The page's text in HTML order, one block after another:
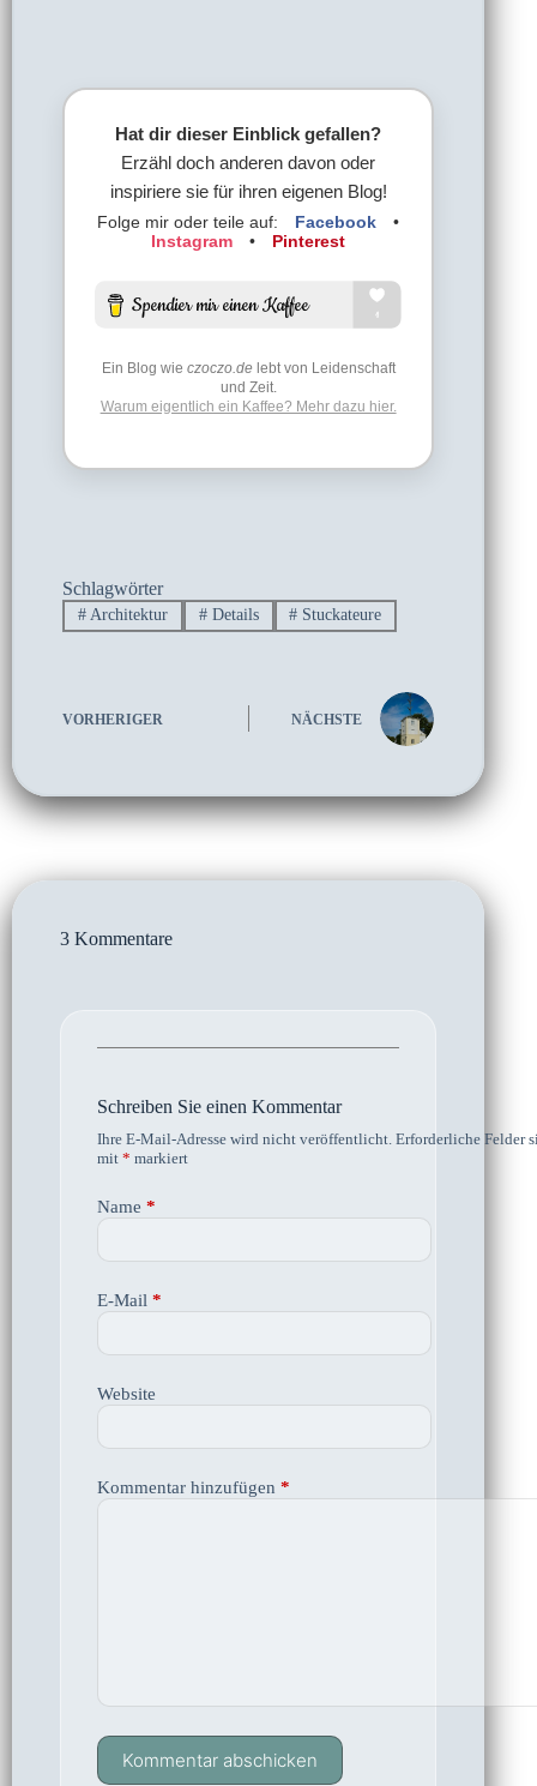
Hat dir dieser Einblick gefallen?
Erzähl doch anderen davon oder
inspiriere sie für ihren eigenen Blog!
Folge mir oder teile auf: Facebook
•
Instagram
• Pinterest
Ein Blog wie czoczo.delebt von Leidenschaft
und Zeit.
Warum eigentlich ein Kaffee? Mehr dazu hier.
Schlagwörter
#Architektur #Details # Stuckateure
VORHERIGER NÄCHSTE
3 Kommentare
Schreiben Sie einen Kommentar
Ihre E-Mail-Adresse wird nicht veröffentlicht. Erforderliche Felder
mit * markiert
Name *
E-Mail *
Website
Kommentar hinzufügen *
Kommentar abschicken